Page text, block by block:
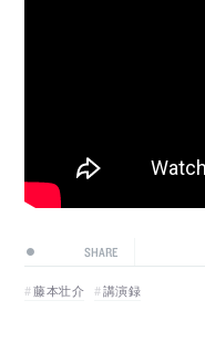
SHARE
藤本壮介 講演録